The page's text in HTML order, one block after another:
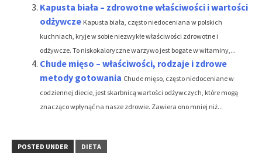
Kapusta biała – zdrowotne właściwości i wartości
odżywcze Kapusta biała, często niedoceniana w polskich
kuchniach, kryje w sobie niezwykłe właściwości zdrowotne i
odżywcze. To niskokaloryczne warzywo jest bogate w witaminy,...
Chude mięso – właściwości, rodzaje i zdrowe
metody gotowania Chude mięso, często niedoceniane w
codziennej diecie, jest skarbnicą wartości odżywczych, które mogą
znacząco wpłynąć na nasze zdrowie. Zawiera ono mniej niż...
POSTED UNDER DIETA